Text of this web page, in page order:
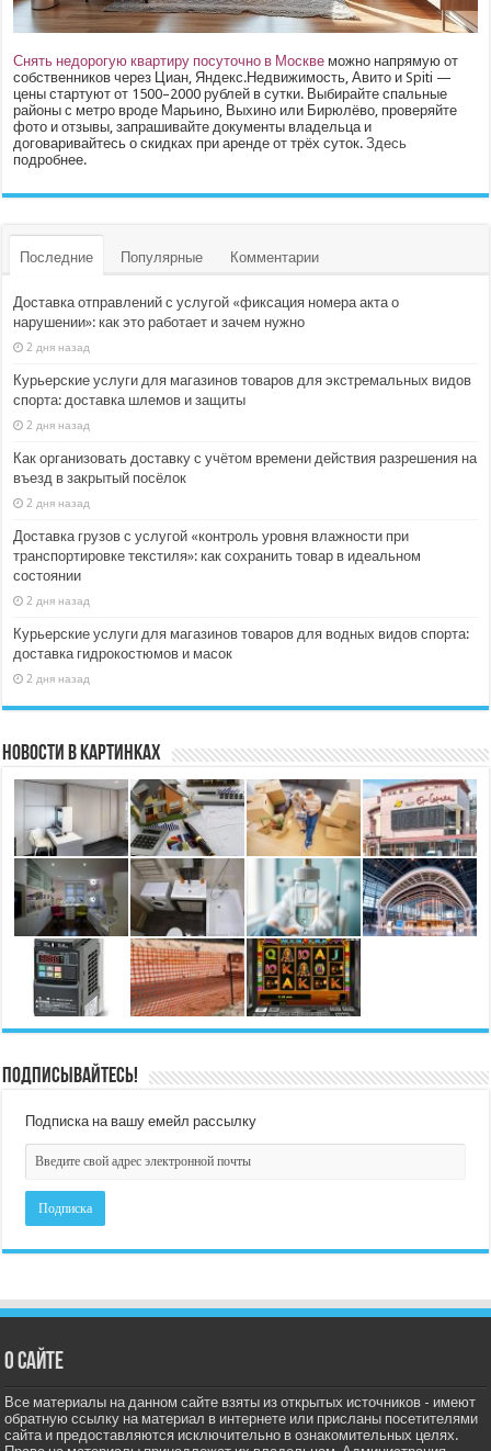
Снять недорогую квартиру посуточно в Москве можно напрямую от
собственников через Циан, Яндекс.Недвижимость, Авито и Spiti —
цены стартуют от 1500–2000 рублей в сутки. Выбирайте спальные
районы с метро вроде Марьино, Выхино или Бирюлёво, проверяйте
фото и отзывы, запрашивайте документы владельца и
договаривайтесь о скидках при аренде от трёх суток.Здесь
подробнее.
Последние Популярные Комментарии
Доставка отправлений с услугой «фиксация номера акта о
нарушении»: как это работает и зачем нужно
2 дня назад
Курьерские услуги для магазинов товаров для экстремальных видов
спорта: доставка шлемов и защиты
2 дня назад
Как организовать доставку с учётом времени действия разрешения на
въезд в закрытый посёлок
2 дня назад
Доставка грузов с услугой «контроль уровня влажности при
транспортировке текстиля»: как сохранить товар в идеальном
состоянии
2 дня назад
Курьерские услуги для магазинов товаров для водных видов спорта:
доставка гидрокостюмов и масок
2 дня назад
Новости в картинках
Подписывайтесь!
Подписка на вашу емейл рассылку
О сайте
Все материалы на данном сайте взяты из открытых источников - имеют
обратную ссылку на материал в интернете или присланы посетителями
сайта и предоставляются исключительно в ознакомительных целях.